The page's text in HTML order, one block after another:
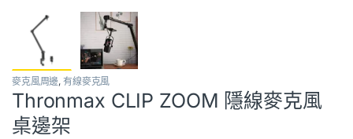
麥克風周邊,有線麥克風
Thronmax CLIP ZOOM 隱線麥克風
桌邊架